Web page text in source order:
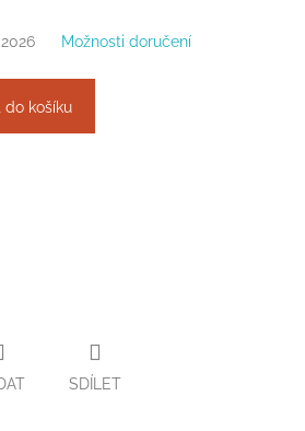
Možnosti doručení
do košíku
SDÍLET